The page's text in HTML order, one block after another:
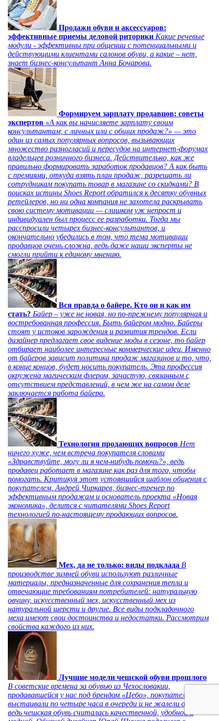
Продажи обуви и аксессуаров:
эффективные приемы деловой риторики Какие речевые
модули - эффективны при общении с потенциальными и
действующими клиентами салонов обуви, а какие – нет,
знает бизнес-консультант Анна Бочарова.
Формируем зарплату продавцов: советы
экспертов «А как вы начисляете зарплату своим
консультантам, с личных или с общих продаж?» — это
один из самых популярных вопросов, вызывающих
множество разногласий и пересудов на интернет-форумах
владельцев розничного бизнеса. Действительно, как же
правильно формировать заработок продавцов? А как быть
с премиями, откуда взять план продаж, разрешать ли
сотрудникам покупать товар в магазине со скидками? В
поисках истины Shoes Report обратился к десятку обувных
ретейлеров, но ни одна компания не захотела раскрывать
свою систему мотивации — слишком уж непрост и
индивидуален был процесс ее разработки. Тогда мы
расспросили четырех бизнес-консультантов, и
окончательно убедились в том, что тема мотивации
продавцов очень сложна, ведь даже наши эксперты не
смогли прийти к единому мнению.
Вся правда о байере. Кто он и как им
стать? Байер – уже не новая, но по-прежнему популярная и
востребованная профессия. Быть байером модно. Байеры
стоят у истоков зарождения и развития трендов. Если
дизайнер предлагает свое видение моды в сезоне, то байер
отбирает наиболее интересные коммерческие идеи. Именно
от байеров зависит политика продаж магазинов и то, что,
в конце концов, будет носить покупатель. Эта профессия
окружена магическим флером, зачастую, связанным с
отсутствием представлений, в чем же на самом деле
заключается работа байера.
Технология продающих вопросов Нет
ничего хуже, чем встреча покупателя словами
«Здравствуйте, могу ли я чем-нибудь помочь?», ведь
продавец работает в магазине как раз для того, чтобы
помогать. Критикуя этот устоявшийся шаблон общения с
покупателем, Андрей Чиркарев, бизнес-тренер по
эффективным продажам и основатель проекта «Новая
экономика», делится с читателями Shoes Report
технологией по-настоящему продающих вопросов.
Мех, да не только: виды подклада В
производстве зимней обуви используют различные
материалы, предназначенные для сохранения тепла и
отвечающие требованиям потребителей: натуральную
овчину, искусственный мех, искусственный мех из
натуральной шерсти и другие. Все виды подкладочного
меха имеют свои достоинства и недостатки. Рассмотрим
свойства каждого из них.
Лучшие модели чешской обуви прошлого
В советские времена за обувью из Чехословакии,
продававшейся у нас под брендом «Цебо», покупатели
выстаивали по четыре часа в очереди и не жалели об этом,
ведь чешская обувь считалась качественной, удобной и